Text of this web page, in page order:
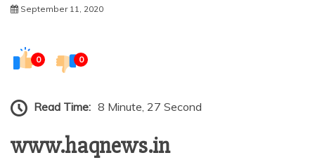
September 11, 2020
0 0
Read Time: 8 Minute, 27 Second
www.haqnews.in